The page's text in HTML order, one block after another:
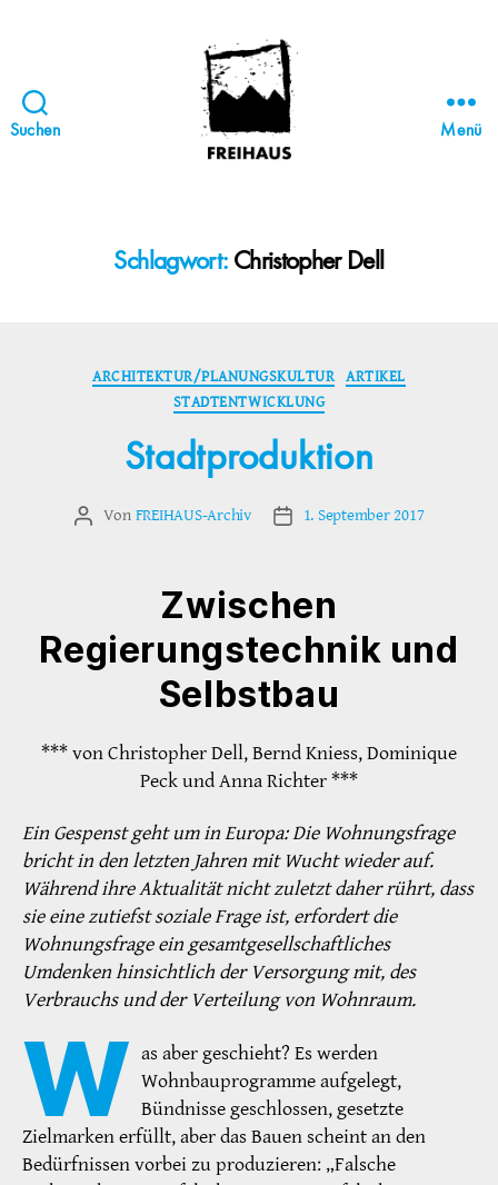
Suchen
STATTBAU
HAMBURG
Menü
Schlagwort: Christopher Dell
Kategorien
ARCHITEKTUR/PLANUNGSKULTUR ARTIKEL
STADTENTWICKLUNG
Stadtproduktion
Beitragsautor
Von FREIHAUS-Archiv Veröffentlichungsdatum
1. September 2017
Zwischen
Regierungstechnik und
Selbstbau
*** von Christopher Dell, Bernd Kniess, Dominique
Peck und Anna Richter ***
Ein Gespenst geht um in Europa: Die Wohnungsfrage
bricht in den letzten Jahren mit Wucht wieder auf.
Während ihre Aktualität nicht zuletzt daher rührt, dass
sie eine zutiefst soziale Frage ist, erfordert die
Wohnungsfrage ein gesamtgesellschaftliches
Umdenken hinsichtlich der Versorgung mit, des
Verbrauchs und der Verteilung von Wohnraum.
W as aber geschieht? Es werden
Wohnbauprogramme aufgelegt,
Bündnisse geschlossen, gesetzte
Zielmarken erfüllt, aber das Bauen scheint an den
Bedürfnissen vorbei zu produzieren: „Falsche